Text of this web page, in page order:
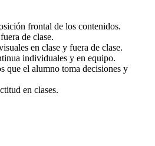
frontal de los contenidos.
de clase.
en clase y fuera de clase.
individuales y en equipo.
que el alumno toma decisiones y
en clases.